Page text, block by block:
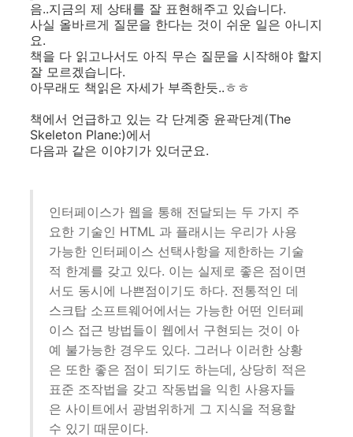
음..지금의 제 상태를 잘 표현해주고 있습니다.
사실 올바르게 질문을 한다는 것이 쉬운 일은 아니지
요.
책을 다 읽고나서도 아직 무슨 질문을 시작해야 할지
잘 모르겠습니다.
아무래도 책읽은 자세가 부족한듯..ㅎㅎ
책에서 언급하고 있는 각 단계중 윤곽단계(The
Skeleton Plane:)에서
다음과 같은 이야기가 있더군요.
인터페이스가 웹을 통해 전달되는 두 가지 주
요한 기술인 HTML 과 플래시는 우리가 사용
가능한 인터페이스 선택사항을 제한하는 기술
적 한계를 갖고 있다. 이는 실제로 좋은 점이면
서도 동시에 나쁜점이기도 하다. 전통적인 데
스크탑 소프트웨어에서는 가능한 어떤 인터페
이스 접근 방법들이 웹에서 구현되는 것이 아
예 불가능한 경우도 있다. 그러나 이러한 상황
은 또한 좋은 점이 되기도 하는데, 상당히 적은
표준 조작법을 갖고 작동법을 익힌 사용자들
은 사이트에서 광범위하게 그 지식을 적용할
수 있기 때문이다.